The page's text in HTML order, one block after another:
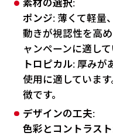
ポンジ: 薄くて軽量
動きが視認性を高
ャンペーンに適して
トロピカル: 厚みが
使用に適していま
徴です。
デザインの工夫:
色彩とコントラスト